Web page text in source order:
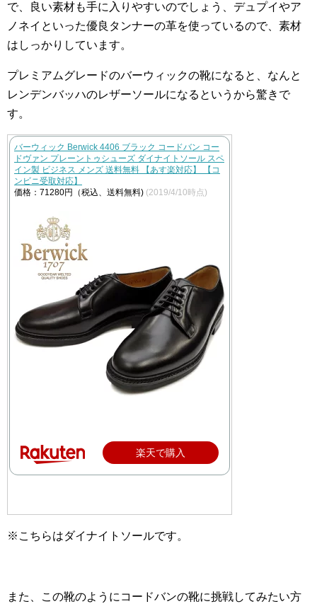
で、良い素材も手に入りやすいのでしょう、デュプイやア
ノネイといった優良タンナーの革を使っているので、素材
はしっかりしています。
プレミアムグレードのバーウィックの靴になると、なんと
レンデンバッハのレザーソールになるというから驚きで
す。
バーウィック Berwick 4406 ブラック コードバン コー
ドヴァン プレーントゥシューズ ダイナイトソール スペ
イン製 ビジネス メンズ 送料無料 【あす楽対応】 【コ
ンビニ受取対応】
価格：71280円（税込、送料無料) (2019/4/10時点)
楽天で購入
※こちらはダイナイトソールです。
また、この靴のようにコードバンの靴に挑戦してみたい方